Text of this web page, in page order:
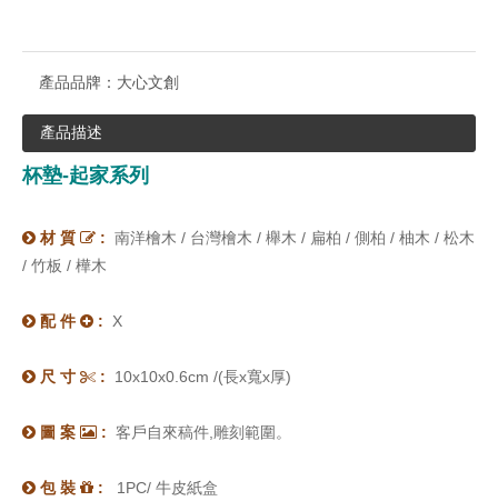
產品品牌： 大心文創
產品描述
杯墊-起家系列
 材 質  : 南洋檜木 / 台灣檜木 / 櫸木 / 扁柏 / 側柏 / 柚木 / 松木
/ 竹板 / 樺木
 配 件  : X
 尺 寸  : 10x10x0.6cm /(長x寬x厚)
 圖 案  : 客戶自來稿件,雕刻範圍。
 包 裝  : 1PC/ 牛皮紙盒